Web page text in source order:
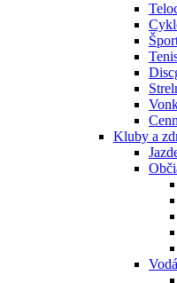
Kluby a